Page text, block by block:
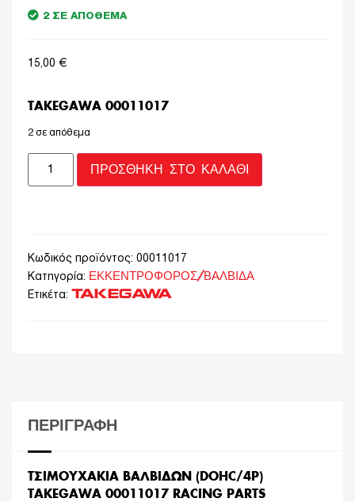
2 ΣΕ ΑΠΌΘΕΜΑ
15,00 €
TAKEGAWA 00011017
2 σε απόθεμα
ΠΡΟΣΘΉΚΗ ΣΤΟ ΚΑΛΆΘΙ
Κωδικός προϊόντος: 00011017
Κατηγορία: ΕΚΚΕΝΤΡΟΦΟΡΟΣ/ΒΑΛΒΙΔΑ
Ετικέτα: TAKEGAWA
ΠΕΡΙΓΡΑΦΉ
ΤΣΙΜΟΥΧΑΚΙΑ ΒΑΛΒΙΔΩΝ (DOHC/4P)
TAKEGAWA 00011017 RACING PARTS